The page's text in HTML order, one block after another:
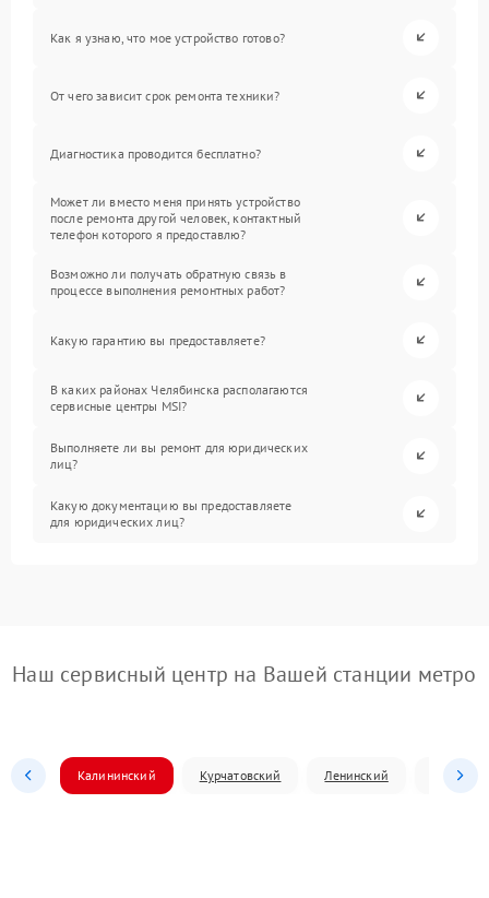
Как я узнаю, что мое устройство готово?
От чего зависит срок ремонта техники?
Диагностика проводится бесплатно?
Может ли вместо меня принять устройство
после ремонта другой человек, контактный
телефон которого я предоставлю?
Возможно ли получать обратную связь в
процессе выполнения ремонтных работ?
Какую гарантию вы предоставляете?
В каких районах Челябинска располагаются
сервисные центры MSI?
Выполняете ли вы ремонт для юридических
лиц?
Какую документацию вы предоставляете
для юридических лиц?
Наш сервисный центр на Вашей станции метро
Калининский Курчатовский Ленинский